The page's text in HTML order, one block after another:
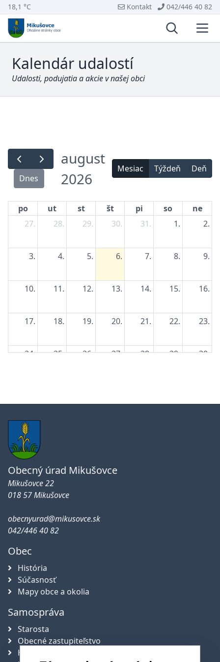
18,1 °C Kontakt 042/446 40 82
Vyhľadávanie
Kalendár udalostí
Udalosti, podujatia a akcie v našej obci
Dnes
august
2026
Mesiac Týždeň Deň
po ut st št pi so
ne
27.
28. 29. 30. 31. 1. 2.
3. 4. 5. 6. 7. 8. 9.
10. 11. 12. 13. 14. 15. 16.
17. 18. 19. 20. 21. 22. 23.
24. 25. 26. 27. 28. 29. 30.
Obecný úrad Mikušovce
Mikušovce 22
018 57 Mikušovce
obecnyurad@mikusovce.sk
042/446 40 82
Obec
História
Súčasnosť
Mapy obce a okolia
Samospráva
Starosta
Obecné zastupiteľstvo
Hlavný kontrolór obce